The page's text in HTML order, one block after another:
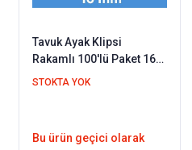
Tavuk Ayak Klipsi
Rakamlı 100'lü Paket 16
mm (Rakamlar 001 - 100
STOKTA YOK
Bu ürün geçici olarak